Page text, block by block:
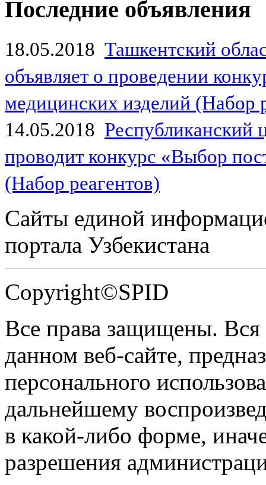
Последние объявления
18.05.2018 Ташкентский
объявляет о проведении
медицинских изделий (Набор
14.05.2018
проводит конкурс «Выбор
(Набор реагентов)
Сайты единой
портала Узбекистана
Copyright©SPID
Все права защищены.
данном веб-сайте,
персонального
дальнейшему
в какой-либо форме,
разрешения